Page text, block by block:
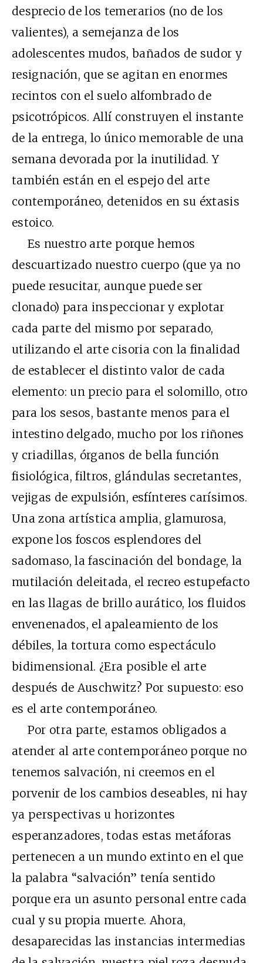
desprecio de los temerarios (no de los
valientes), a semejanza de los
adolescentes mudos, bañados de sudor y
resignación, que se agitan en enormes
recintos con el suelo alfombrado de
psicotrópicos. Allí construyen el instante
de la entrega, lo único memorable de una
semana devorada por la inutilidad. Y
también están en el espejo del arte
contemporáneo, detenidos en su éxtasis
estoico.
Es nuestro arte porque hemos
descuartizado nuestro cuerpo (que ya no
puede resucitar, aunque puede ser
clonado) para inspeccionar y explotar
cada parte del mismo por separado,
utilizando el arte cisoria con la finalidad
de establecer el distinto valor de cada
elemento: un precio para el solomillo, otro
para los sesos, bastante menos para el
intestino delgado, mucho por los riñones
y criadillas, órganos de bella función
fisiológica, filtros, glándulas secretantes,
vejigas de expulsión, esfínteres carísimos.
Una zona artística amplia, glamurosa,
expone los foscos esplendores del
sadomaso, la fascinación del bondage, la
mutilación deleitada, el recreo estupefacto
en las llagas de brillo aurático, los fluidos
envenenados, el apaleamiento de los
débiles, la tortura como espectáculo
bidimensional. ¿Era posible el arte
después de Auschwitz? Por supuesto: eso
es el arte contemporáneo.
Por otra parte, estamos obligados a
atender al arte contemporáneo porque no
tenemos salvación, ni creemos en el
porvenir de los cambios deseables, ni hay
ya perspectivas u horizontes
esperanzadores, todas estas metáforas
pertenecen a un mundo extinto en el que
la palabra “salvación” tenía sentido
porque era un asunto personal entre cada
cual y su propia muerte. Ahora,
desaparecidas las instancias intermedias